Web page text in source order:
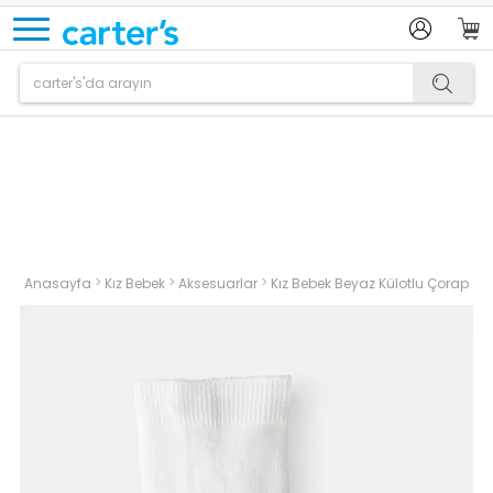
Anasayfa > Kız Bebek > Aksesuarlar > Kız Bebek Beyaz Külotlu Çorap
Ürün sepetinize eklenmiştir.